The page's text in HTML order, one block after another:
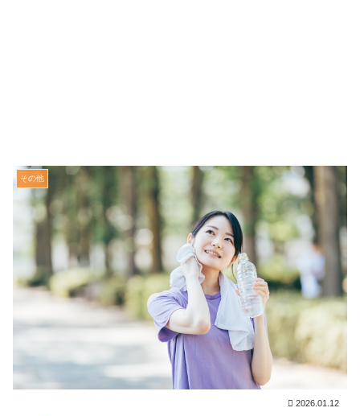
その他
2026.01.12